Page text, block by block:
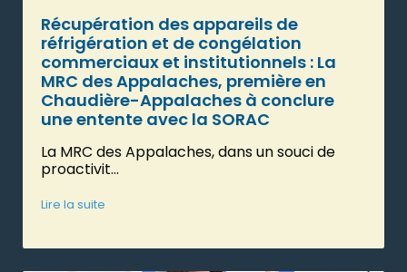
Récupération des appareils de
réfrigération et de congélation
commerciaux et institutionnels : La
MRC des Appalaches, première en
Chaudière-Appalaches à conclure
une entente avec la SORAC
La MRC des Appalaches, dans un souci de
proactivit...
Lire la suite